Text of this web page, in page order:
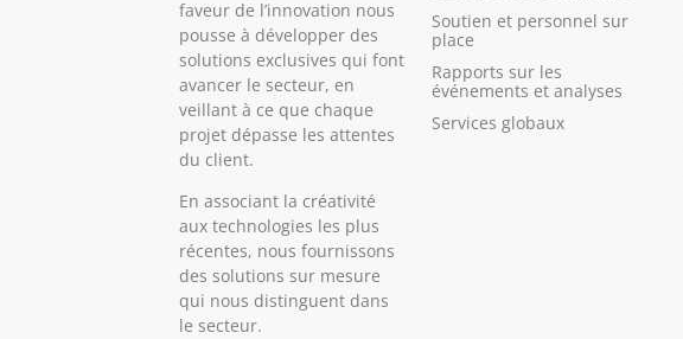
faveur de l’innovation nous
pousse à développer des
solutions exclusives qui font
avancer le secteur, en
veillant à ce que chaque
projet dépasse les attentes
du client.
En associant la créativité
aux technologies les plus
récentes, nous fournissons
des solutions sur mesure
qui nous distinguent dans
le secteur.
Soutien et personnel sur
place
Rapports sur les
événements et analyses
Services globaux